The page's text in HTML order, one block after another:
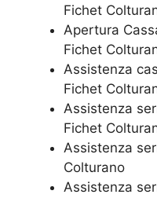
Fichet
​Apertura
Fichet
Assistenza
Fichet
​Assistenza
Fichet
Assistenza
Colturano
Assistenza